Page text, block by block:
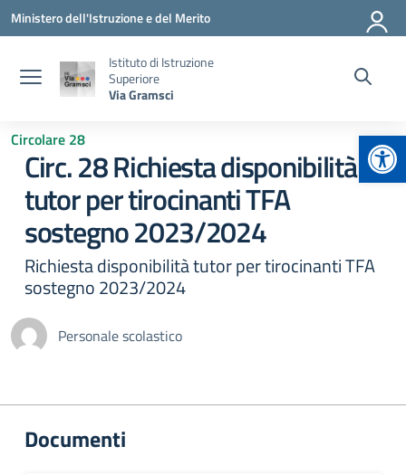
Vai ai contenuti
Vai al menu di navigazione
Vai al footer
Ministero dell'Istruzione e del Merito
Istituto di Istruzione
Superiore
Via Gramsci
Circolare 28
Circ. 28 Richiesta disponibilità
tutor per tirocinanti TFA
sostegno 2023/2024
Richiesta disponibilità tutor per tirocinanti TFA
sostegno 2023/2024
Personale scolastico
Documenti